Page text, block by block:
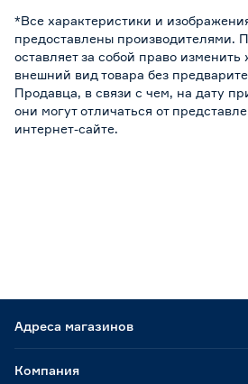
*Все характеристики и
предоставлены производителями.
оставляет за собой право изменить
внешний вид товара без
Продавца, в связи с чем, на дату
они могут отличаться от
интернет-сайте.
Адреса магазинов
Компания